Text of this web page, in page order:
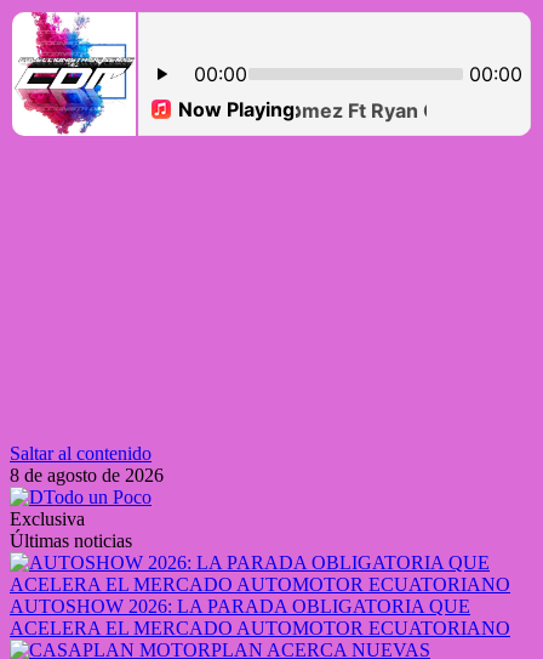
Saltar al contenido
8 de agosto de 2026
Exclusiva
Últimas noticias
AUTOSHOW 2026: LA PARADA OBLIGATORIA QUE
ACELERA EL MERCADO AUTOMOTOR ECUATORIANO